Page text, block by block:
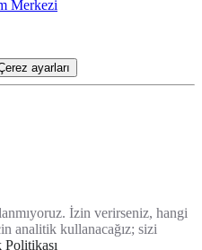
Merkezi
ayarları
İzin verirseniz, hangi
analitik kullanacağız; sizi